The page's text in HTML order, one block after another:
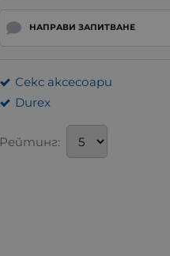
НАПРАВИ ЗАПИТВАНЕ
Секс аксесоари
Durex
Рейтинг: